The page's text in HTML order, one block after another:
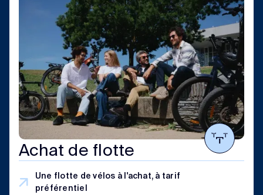
Achat de flotte
Une flotte de vélos à l'achat, à tarif
préférentiel